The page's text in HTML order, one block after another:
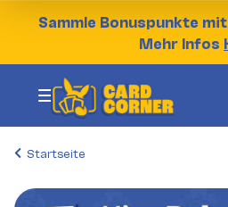
Sammle Bonuspunkte
Mehr Infos
Startseite